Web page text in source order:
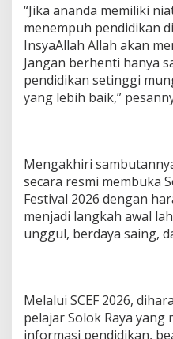
“Jika ananda memiliki
menempuh pendidikan
InsyaAllah Allah akan
Jangan berhenti hanya
pendidikan setinggi
yang lebih baik,”
Mengakhiri
secara resmi membuka
Festival 2026 dengan
menjadi langkah awal
unggul, berdaya saing,
Melalui SCEF 2026,
pelajar Solok Raya yang
informasi pendidikan,